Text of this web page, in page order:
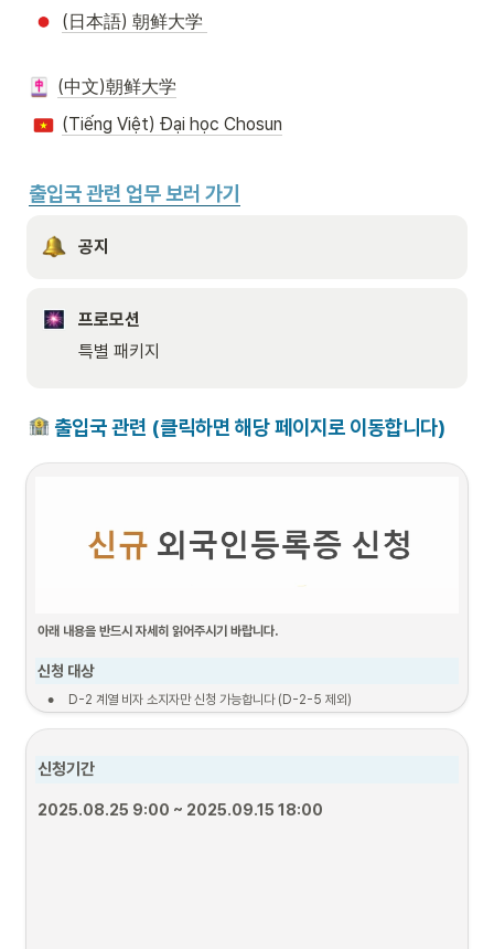
(日本語) 朝鲜大学
(中文)朝鲜大学
(Tiếng Việt) Đại học Chosun
출입국 관련 업무 보러 가기
공지
프로모션
특별 패키지
출입국 관련 (클릭하면 해당 페이지로 이동합니다)
아래 내용을 반드시 자세히 읽어주시기 바랍니다.
신청 대상
• D-2 계열 비자 소지자만 신청 가능합니다 (D-2-5 제외)
• 한국 입국일로부터 90일 이내인 경우만 신청이 가능합니다.
신청 절차
1. 서류준비 2. 신청기간
신청기간
2025.08.25 9:00 ~ 2025.09.15 18:00